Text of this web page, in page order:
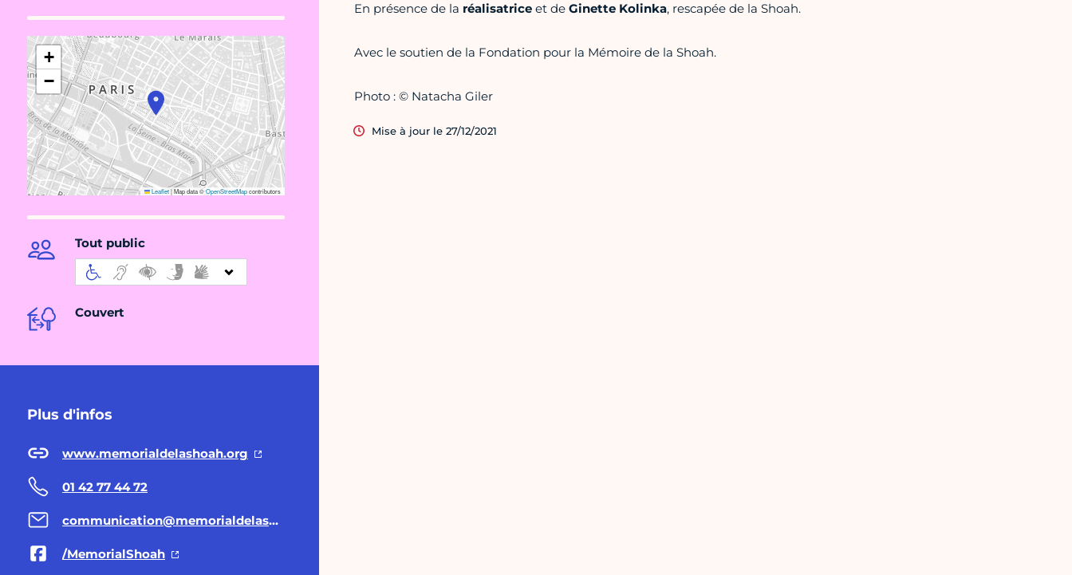
+
−
Leaflet|Map data ©OpenStreetMapcontributors
Tout public
Couvert
Plus d'infos
www.memorialdelashoah.org
01 42 77 44 72
communication@memorialdelashoah.org
/MemorialShoah
En présence de la réalisatriceet de Ginette Kolinka, rescapée de la Shoah.
Avec le soutien de la Fondation pour la Mémoire de la Shoah.
Photo : © Natacha Giler
Mise à jour le 27/12/2021